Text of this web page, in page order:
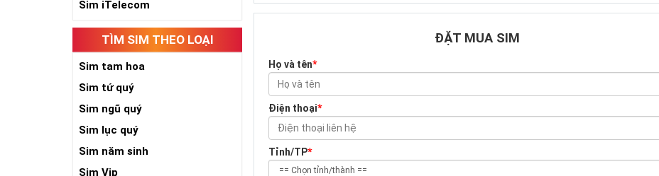
Sim iTelecom
TÌM SIM THEO LOẠI
Sim tam hoa
Sim tứ quý
Sim ngũ quý
Sim lục quý
Sim năm sinh
Sim Vip
ĐẶT MUA SIM
Họ và tên*
Điện thoại*
Tỉnh/TP*